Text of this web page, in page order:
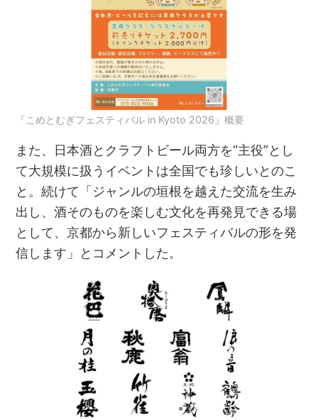
『こめとむぎフェスティバル in Kyoto 2026』概要
また、日本酒とクラフトビール両方を“主役”とし
て大規模に扱うイベントは全国でも珍しいとのこ
と。続けて「ジャンルの垣根を越えた交流を生み
出し、酒そのものを楽しむ文化を再発見できる場
として、京都から新しいフェスティバルの形を発
信します」とコメントした。